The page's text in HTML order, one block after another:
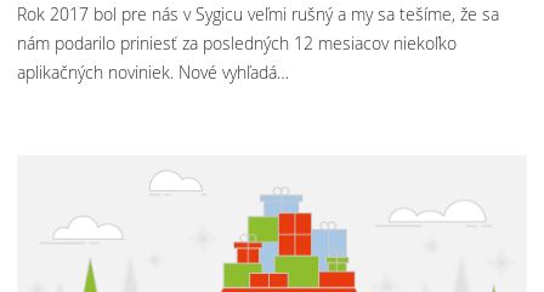
Rok 2017 bol pre nás v Sygicu veľmi rušný a my sa tešíme, že sa
nám podarilo priniesť za posledných 12 mesiacov niekoľko
aplikačných noviniek. Nové vyhľadá…